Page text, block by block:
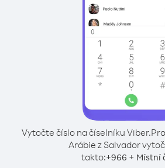
Vytočte číslo na číselníku Viber.
Arábie z Salvador
takto:+966 + Místní